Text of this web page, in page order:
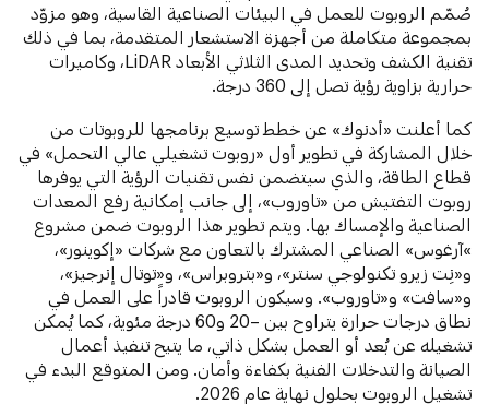
صُمّم الروبوت للعمل في البيئات الصناعية القاسية، وهو مزوّد
بمجموعة متكاملة من أجهزة الاستشعار المتقدمة، بما في ذلك
تقنية الكشف وتحديد المدى الثلاثي الأبعاد LiDAR، وكاميرات
حرارية بزاوية رؤية تصل إلى 360 درجة.
كما أعلنت «أدنوك» عن خطط توسيع برنامجها للروبوتات من
خلال المشاركة في تطوير أول «روبوت تشغيلي عالي التحمل» في
قطاع الطاقة، والذي سيتضمن نفس تقنيات الرؤية التي يوفرها
روبوت التفتيش من «تاوروب»، إلى جانب إمكانية رفع المعدات
الصناعية والإمساك بها. ويتم تطوير هذا الروبوت ضمن مشروع
»آرغوس» الصناعي المشترك بالتعاون مع شركات «إكوينور»،
و«نِت زيرو تكنولوجي سنتر»، و«بتروبراس»، و«توتال إنرجيز»،
و«سافت» و«تاوروب». وسيكون الروبوت قادراً على العمل في
نطاق درجات حرارة يتراوح بين –20 و60 درجة مئوية، كما يُمكن
تشغيله عن بُعد أو العمل بشكل ذاتي، ما يتيح تنفيذ أعمال
الصيانة والتدخلات الفنية بكفاءة وأمان. ومن المتوقع البدء في
تشغيل الروبوت بحلول نهاية عام 2026.